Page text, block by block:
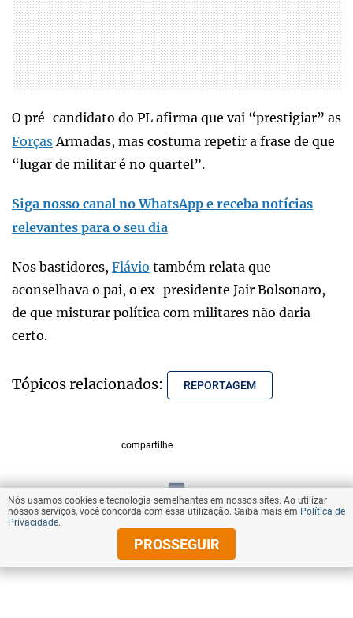
O pré-candidato do PL afirma que vai “prestigiar” as
ForçasArmadas, mas costuma repetir a frase de que
“lugar de militar é no quartel”.
Siga nosso canal no WhatsApp e receba notícias
relevantes para o seu dia
Nos bastidores, Flávio também relata que
aconselhava o pai, o ex-presidente Jair Bolsonaro,
de que misturar política com militares não daria
certo.
Tópicos relacionados: REPORTAGEM
compartilhe
VOLTAR AO TOPO
© Copyright 2026 Diários Associados
Nós usamos cookies e tecnologia semelhantes em nossos sites. Ao utilizar
nossos serviços, você concorda com essa utilização. Saiba mais em Política de
Privacidade.
PROSSEGUIR